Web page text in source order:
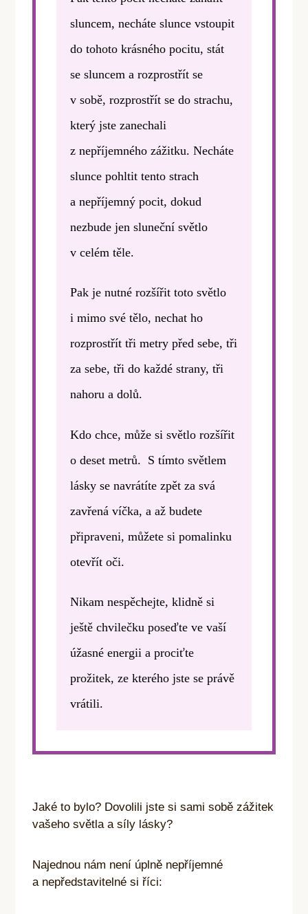
sluncem, necháte slunce vstoupit
do tohoto krásného pocitu, stát
se sluncem a rozprostřít se
v sobě, rozprostřít se do strachu,
který jste zanechali
z nepříjemného zážitku. Necháte
slunce pohltit tento strach
a nepříjemný pocit, dokud
nezbude jen sluneční světlo
v celém těle.
Pak je nutné rozšířit toto světlo
i mimo své tělo, nechat ho
rozprostřít tři metry před sebe, tři
za sebe, tři do každé strany, tři
nahoru a dolů.
Kdo chce, může si světlo rozšířit
o deset metrů. S tímto světlem
lásky se navrátíte zpět za svá
zavřená víčka, a až budete
připraveni, můžete si pomalinku
otevřít oči.
Nikam nespěchejte, klidně si
ještě chvilečku poseďte ve vaší
úžasné energii a prociťte
prožitek, ze kterého jste se právě
vrátili.
Jaké to bylo? Dovolili jste si sami sobě zážitek
vašeho světla a síly lásky?
Najednou nám není úplně nepříjemné
a nepředstavitelné si říci: